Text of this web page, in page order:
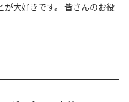
大好きです。 皆さんのお役